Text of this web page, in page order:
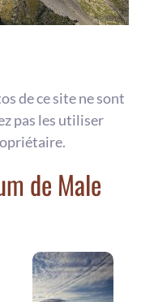
de ce site ne sont
pas les utiliser
de Male